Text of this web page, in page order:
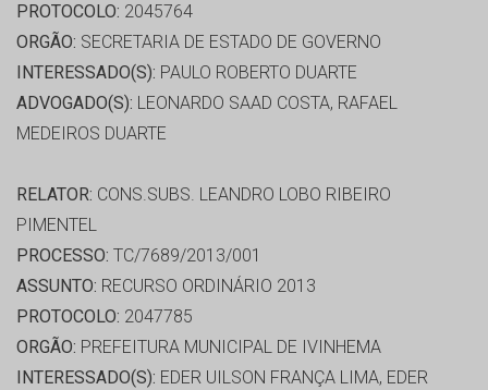
PROTOCOLO: 2045764
ORGÃO: SECRETARIA DE ESTADO DE GOVERNO
INTERESSADO(S): PAULO ROBERTO DUARTE
ADVOGADO(S): LEONARDO SAAD COSTA, RAFAEL
MEDEIROS DUARTE
RELATOR: CONS.SUBS. LEANDRO LOBO RIBEIRO
PIMENTEL
PROCESSO: TC/7689/2013/001
ASSUNTO: RECURSO ORDINÁRIO 2013
PROTOCOLO: 2047785
ORGÃO: PREFEITURA MUNICIPAL DE IVINHEMA
INTERESSADO(S): EDER UILSON FRANÇA LIMA, EDER